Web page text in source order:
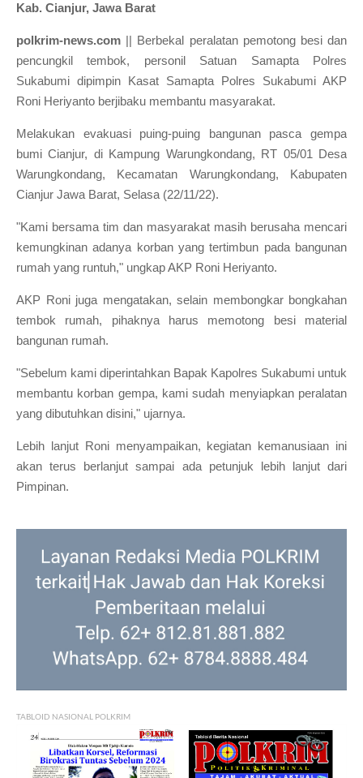
Kab. Cianjur, Jawa Barat
polkrim-news.com || Berbekal peralatan pemotong besi dan
pencungkil tembok, personil Satuan Samapta Polres
Sukabumi dipimpin Kasat Samapta Polres Sukabumi AKP
Roni Heriyanto berjibaku membantu masyarakat.
Melakukan evakuasi puing-puing bangunan pasca gempa
bumi Cianjur, di Kampung Warungkondang, RT 05/01 Desa
Warungkondang, Kecamatan Warungkondang, Kabupaten
Cianjur Jawa Barat, Selasa (22/11/22).
"Kami bersama tim dan masyarakat masih berusaha mencari
kemungkinan adanya korban yang tertimbun pada bangunan
rumah yang runtuh," ungkap AKP Roni Heriyanto.
AKP Roni juga mengatakan, selain membongkar bongkahan
tembok rumah, pihaknya harus memotong besi material
bangunan rumah.
"Sebelum kami diperintahkan Bapak Kapolres Sukabumi untuk
membantu korban gempa, kami sudah menyiapkan peralatan
yang dibutuhkan disini," ujarnya.
Lebih lanjut Roni menyampaikan, kegiatan kemanusiaan ini
akan terus berlanjut sampai ada petunjuk lebih lanjut dari
Pimpinan.
TABLOID NASIONAL POLKRIM